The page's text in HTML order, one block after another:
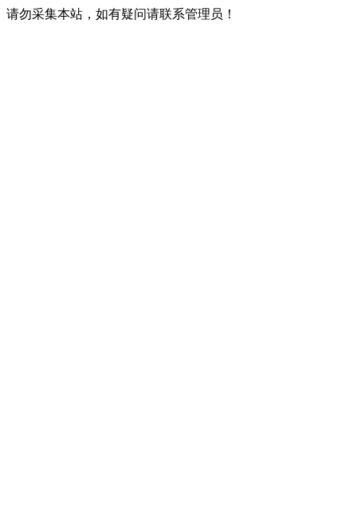
请勿采集本站，如有疑问请联系管理员！